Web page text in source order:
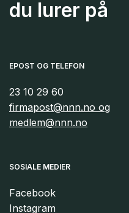
du lurer på
EPOST OG TELEFON
23 10 29 60
firmapost@nnn.no og
medlem@nnn.no
SOSIALE MEDIER
Facebook
Instagram